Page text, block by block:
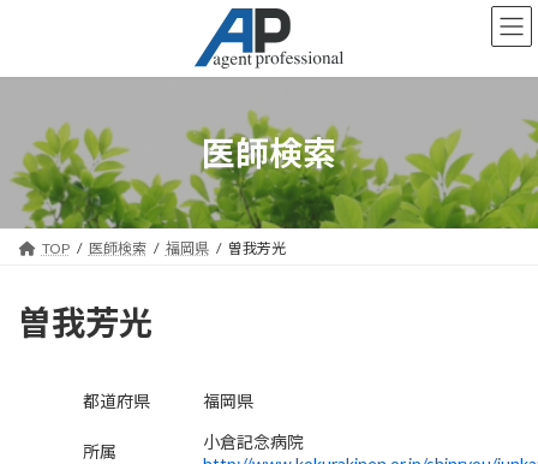
ン
キ
プ
ー
に
動
医師検索
TOP 医師検索 福岡県 曽我芳光
曽我芳光
都道府県 福岡県
所属
小倉記念病院